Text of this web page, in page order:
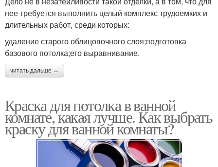
нее требуется выполнить целый комплекс трудоемких и
длительных работ, среди которых:
удаление старого облицовочного слоя;подготовка
базового потолка;его выравнивание.
читать дальше →
Краска для потолка в ванной
комнате, какая лучше. Как выбрать
краску для ванной комнаты?